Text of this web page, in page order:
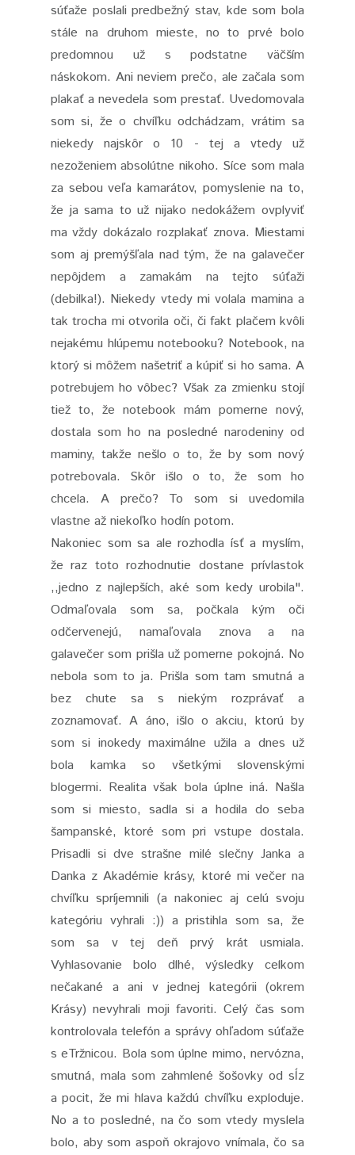
súťaže poslali predbežný stav, kde som bola
stále na druhom mieste, no to prvé bolo
predomnou už s podstatne väčším
náskokom. Ani neviem prečo, ale začala som
plakať a nevedela som prestať. Uvedomovala
som si, že o chvíľku odchádzam, vrátim sa
niekedy najskôr o 10 - tej a vtedy už
nezoženiem absolútne nikoho. Síce som mala
za sebou veľa kamarátov, pomyslenie na to,
že ja sama to už nijako nedokážem ovplyviť
ma vždy dokázalo rozplakať znova. Miestami
som aj premýšľala nad tým, že na galavečer
nepôjdem a zamakám na tejto súťaži
(debilka!). Niekedy vtedy mi volala mamina a
tak trocha mi otvorila oči, či fakt plačem kvôli
nejakému hlúpemu notebooku? Notebook, na
ktorý si môžem našetriť a kúpiť si ho sama. A
potrebujem ho vôbec? Však za zmienku stojí
tiež to, že notebook mám pomerne nový,
dostala som ho na posledné narodeniny od
maminy, takže nešlo o to, že by som nový
potrebovala. Skôr išlo o to, že som ho
chcela. A prečo? To som si uvedomila
vlastne až niekoľko hodín potom.
Nakoniec som sa ale rozhodla ísť a myslím,
že raz toto rozhodnutie dostane prívlastok
,,jedno z najlepších, aké som kedy urobila".
Odmaľovala som sa, počkala kým oči
odčervenejú, namaľovala znova a na
galavečer som prišla už pomerne pokojná. No
nebola som to ja. Prišla som tam smutná a
bez chute sa s niekým rozprávať a
zoznamovať. A áno, išlo o akciu, ktorú by
som si inokedy maximálne užila a dnes už
bola kamka so všetkými slovenskými
blogermi. Realita však bola úplne iná. Našla
som si miesto, sadla si a hodila do seba
šampanské, ktoré som pri vstupe dostala.
Prisadli si dve strašne milé slečny Janka a
Danka z Akadémie krásy, ktoré mi večer na
chvíľku spríjemnili (a nakoniec aj celú svoju
kategóriu vyhrali :)) a pristihla som sa, že
som sa v tej deň prvý krát usmiala.
Vyhlasovanie bolo dlhé, výsledky celkom
nečakané a ani v jednej kategórii (okrem
Krásy) nevyhrali moji favoriti. Celý čas som
kontrolovala telefón a správy ohľadom súťaže
s eTržnicou. Bola som úplne mimo, nervózna,
smutná, mala som zahmlené šošovky od sĺz
a pocit, že mi hlava každú chvíľku exploduje.
No a to posledné, na čo som vtedy myslela
bolo, aby som aspoň okrajovo vnímala, čo sa